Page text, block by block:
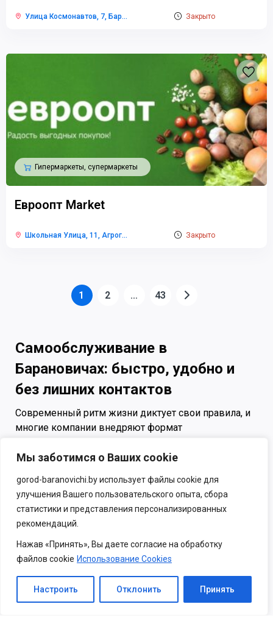
Мы заботимся о Ваших cookie
gorod-baranovichi.by использует файлы cookie для
улучшения Вашего пользовательского опыта, сбора
статистики и представления персонализированных
рекомендаций.
Нажав «Принять», Вы даете согласие на обработку
файлов cookie Использование Cookies
Настроить Отклонить Принять
Улица Космонавтов, 7, Бар... Закрыто
Евроопт Market
Гипермаркеты, супермаркеты
Школьная Улица, 11, Агрог... Закрыто
1 2 … 43
Самообслуживание в
Барановичах: быстро, удобно и
без лишних контактов
Современный ритм жизни диктует свои правила, и
многие компании внедряют формат
покупок и получения услуг максимально быстрым
каталоге gorod-baranovichi.by поможет быстро найти
организации в Барановичах, где клиенты могут
самостоятельно выбирать товары, оформлять
заказы или пользоваться оборудованием. Это
экономит ваше время и даёт больше свободы.
Что такое самообслуживание и в чём
его преимущества?
Показать всё